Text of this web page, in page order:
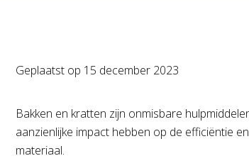
Geplaatst op 15 december 2023
Bakken en kratten zijn onmisbare
aanzienlijke impact hebben op de efficiëntie
materiaal.